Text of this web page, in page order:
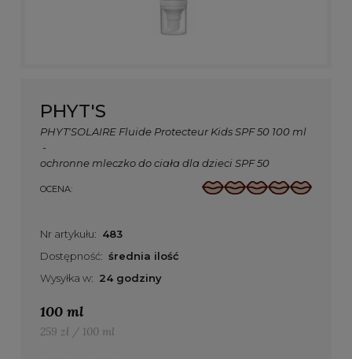
PHYT'S
PHYT'SOLAIRE Fluide Protecteur Kids SPF 50 100 ml
-
ochronne mleczko do ciała dla dzieci SPF 50
OCENA:
Nr artykułu: 483
Dostępność: średnia ilość
Wysyłka w: 24 godziny
100 ml
259 zł / 100 ml